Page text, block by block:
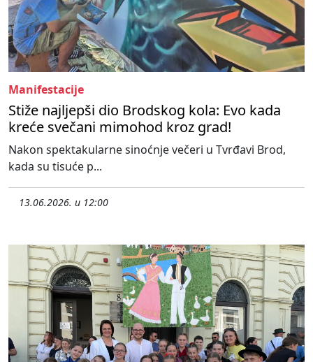
Manifestacije
Stiže najljepši dio Brodskog kola: Evo kada
kreće svečani mimohod kroz grad!
Nakon spektakularne sinoćnje večeri u Tvrđavi Brod,
kada su tisuće p...
13.06.2026. u 12:00